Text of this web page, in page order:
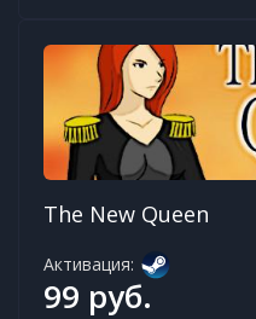
The New Queen
Активация:
99 руб.